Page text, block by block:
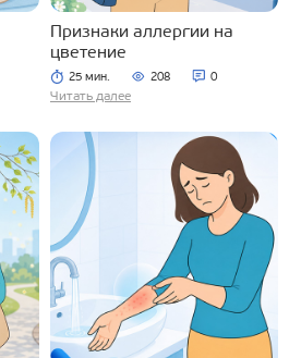
Признаки аллергии на
цветение
25 мин. 208 0
Читать далее